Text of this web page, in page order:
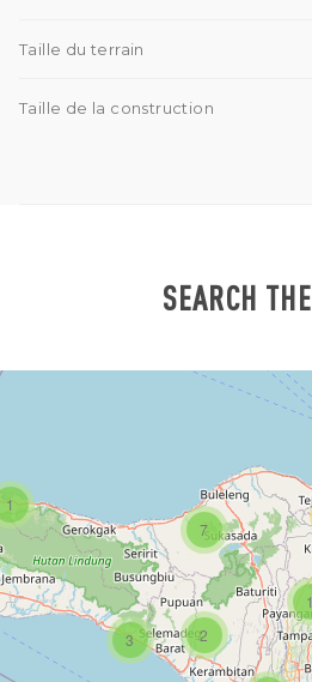
Taille du terrain
Taille de la construction
SEARCH
1
1
3
7
2